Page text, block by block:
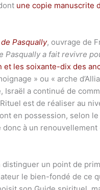
une copie manuscrite
Pasqually, ouvrage de
Pasqually a fait revivre
et les soixante-dix des
» ou « arche
Israël a continué de
est de réaliser au
en possession, selon
donc à un
distinguer un point de
le bien-fondé de ce